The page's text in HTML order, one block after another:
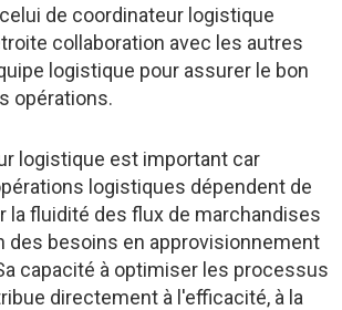
de coordinateur logistique
collaboration avec les autres
logistique pour assurer le bon
opérations.
logistique est important car
logistiques dépendent de
la fluidité des flux de marchandises
des besoins en approvisionnement
capacité à optimiser les processus
directement à l'efficacité, à la